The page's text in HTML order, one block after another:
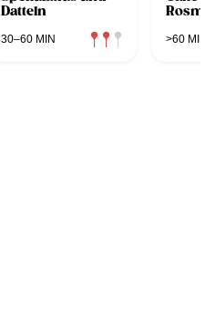
Datteln
30–60 MIN >60 MIN